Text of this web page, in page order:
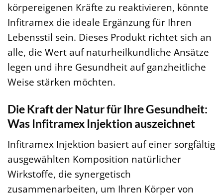
körpereigenen Kräfte zu reaktivieren, könnte
Infitramex die ideale Ergänzung für Ihren
Lebensstil sein. Dieses Produkt richtet sich an
alle, die Wert auf naturheilkundliche Ansätze
legen und ihre Gesundheit auf ganzheitliche
Weise stärken möchten.
Die Kraft der Natur für Ihre Gesundheit:
Was Infitramex Injektion auszeichnet
Infitramex Injektion basiert auf einer sorgfältig
ausgewählten Komposition natürlicher
Wirkstoffe, die synergetisch
zusammenarbeiten, um Ihren Körper von